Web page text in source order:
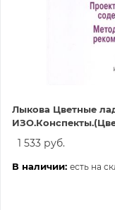
Лыкова Цветные
1 533 руб.
В наличии: есть на